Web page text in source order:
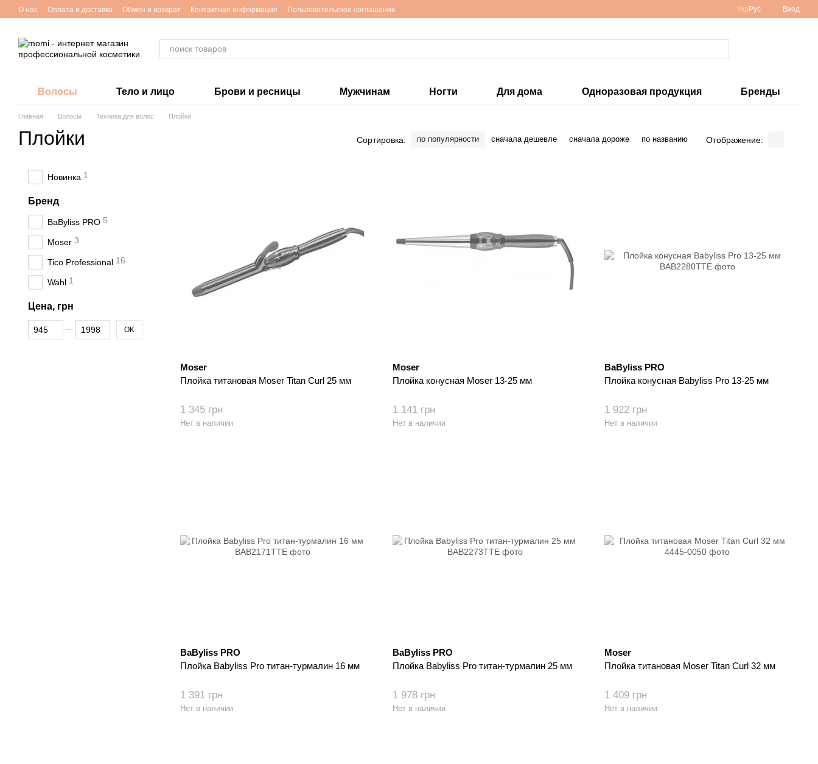
Перейти к основному контенту
O нас Оплата и доставка Обмен и возврат Контактная информация Пользовательское соглашение Укр Рус Вход
Волосы Тело и лицо Брови и ресницы Мужчинам Ногти Для дома Одноразовая продукция Бренды
Главная Волосы Техника для волос Плойки
Плойки Сортировка: по популярности сначала дешевле сначала дороже по названию Отображение:
Moser
Плойка титановая Moser Titan Curl 25 мм
1 345 грн
Нет в наличии
Moser
Плойка конусная Moser 13-25 мм
1 141 грн
Нет в наличии
BaByliss PRO
Плойка конусная Babyliss Pro 13-25 мм
1 922 грн
Нет в наличии
BaByliss PRO
Плойка Babyliss Pro титан-турмалин 16 мм
1 391 грн
Нет в наличии
BaByliss PRO
Плойка Babyliss Pro титан-турмалин 25 мм
1 978 грн
Нет в наличии
Moser
Плойка титановая Moser Titan Curl 32 мм
1 409 грн
Нет в наличии
Новинка 1
Бренд
BaByliss PRO 5
Moser 3
Tico Professional 16
Wahl 1
Цена, грн
От Цена, грн
До Цена, грн OK